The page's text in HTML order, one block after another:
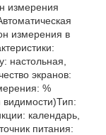
измерения
измерения в
настольная,
экранов:
%
календарь,
питания: